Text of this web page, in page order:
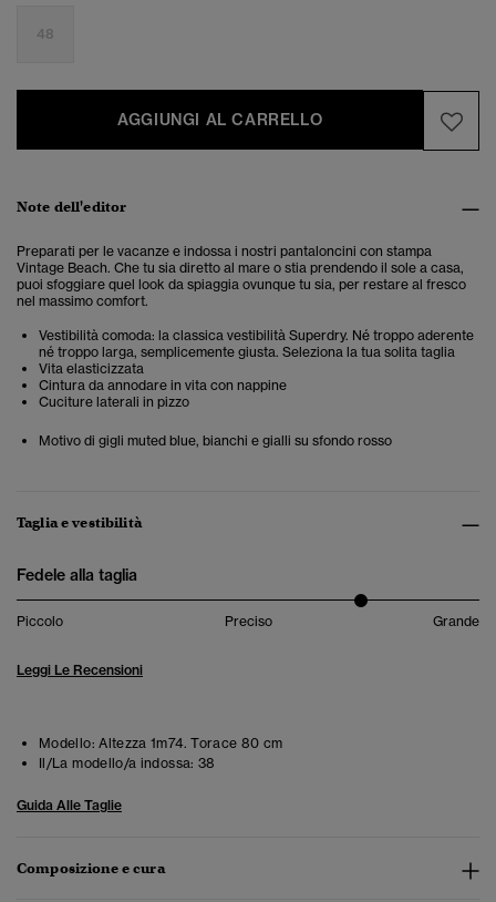
48
AGGIUNGI AL CARRELLO
Note dell'editor
Preparati per le vacanze e indossa i nostri pantaloncini con stampa
Vintage Beach. Che tu sia diretto al mare o stia prendendo il sole a casa,
puoi sfoggiare quel look da spiaggia ovunque tu sia, per restare al fresco
nel massimo comfort.
Vestibilità comoda: la classica vestibilità Superdry. Né troppo aderente
né troppo larga, semplicemente giusta. Seleziona la tua solita taglia
Vita elasticizzata
Cintura da annodare in vita con nappine
Cuciture laterali in pizzo
Motivo di gigli muted blue, bianchi e gialli su sfondo rosso
Taglia e vestibilità
Fedele alla taglia
Piccolo Preciso Grande
Leggi Le Recensioni
Modello: Altezza 1m74. Torace 80 cm
Il/La modello/a indossa: 38
Guida Alle Taglie
Composizione e cura